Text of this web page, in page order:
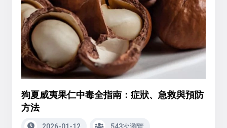
狗夏威夷果仁中毒全指南：症狀、急救與預防
方法
2026-01-12 543次瀏覽